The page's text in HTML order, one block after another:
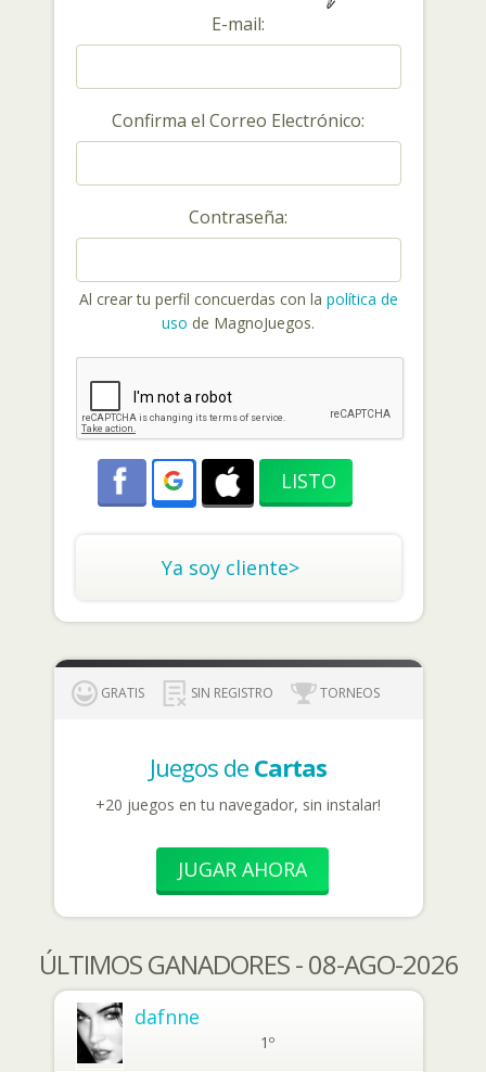
E-mail:
Confirma el Correo Electrónico:
Contraseña:
Al crear tu perfil concuerdas con la política de
uso de MagnoJuegos.
Ya soy cliente>
GRATIS SIN REGISTRO TORNEOS
Juegos de Cartas
+20 juegos en tu navegador, sin instalar!
JUGAR AHORA
ÚLTIMOS GANADORES - 08-AGO-2026
dafnne
1º